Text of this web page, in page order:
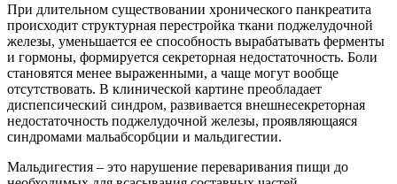
При длительном существовании хронического панкреатита
происходит структурная перестройка ткани поджелудочной
железы, уменьшается ее способность вырабатывать ферменты
и гормоны, формируется секреторная недостаточность. Боли
становятся менее выраженными, а чаще могут вообще
отсутствовать. В клинической картине преобладает
диспепсический синдром, развивается внешнесекреторная
недостаточность поджелудочной железы, проявляющаяся
синдромами мальабсорбции и мальдигестии.
Мальдигестия – это нарушение переваривания пищи до